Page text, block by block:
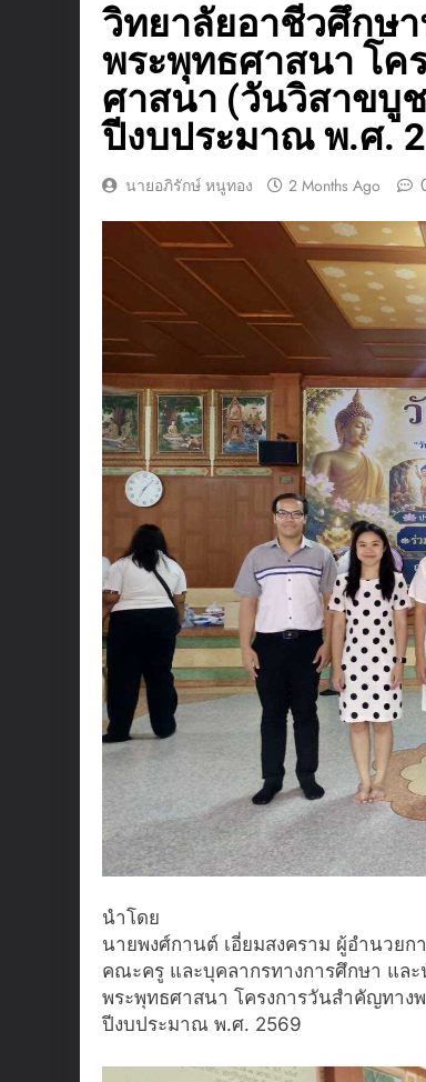
วิทยาลัยอาชีวศึกษ
พระพุทธศาสนา โค
ศาสนา (วันวิสาขบู
ปีงบประมาณ พ.ศ.
นายอภิรักษ์ หนูทอง 2 Months Ago
นำโดย
นายพงศ์กานต์ เอี่ยมสงคราม ผู้อำนวย
คณะครู และบุคลากรทางการศึกษา แล
พระพุทธศาสนา โครงการวันสำคัญทาง
ปีงบประมาณ พ.ศ. 2569